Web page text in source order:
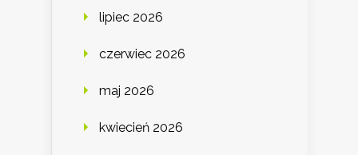
lipiec 2026
czerwiec 2026
maj 2026
kwiecień 2026